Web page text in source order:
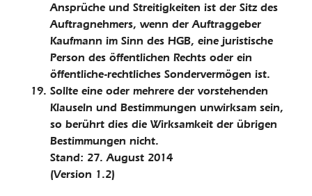
Ansprüche und Streitigkeiten ist der Sitz des
Auftragnehmers, wenn der Auftraggeber
Kaufmann im Sinn des HGB, eine juristische
Person des öffentlichen Rechts oder ein
öffentliche-rechtliches Sondervermögen ist.
Sollte eine oder mehrere der vorstehenden
Klauseln und Bestimmungen unwirksam sein,
so berührt dies die Wirksamkeit der übrigen
Bestimmungen nicht.
Stand: 27. August 2014
(Version 1.2)